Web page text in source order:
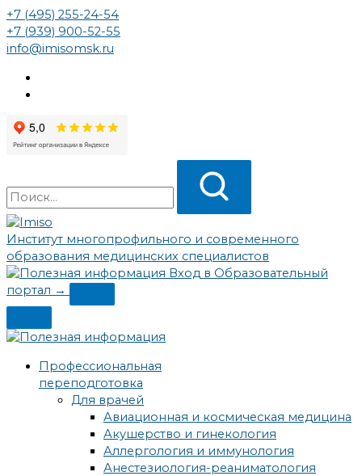
Перейти
к
содержимому
+7 (495) 255-24-54
+7 (939) 900-52-55
info@imisomsk.ru
Институт многопрофильного и современного
образования медицинских специалистов
Вход в Образовательный
портал →
Профессиональная
переподготовка
Для врачей
Авиационная и космическая медицина
Акушерство и гинекология
Аллергология и иммунология
Анестезиология-реаниматология